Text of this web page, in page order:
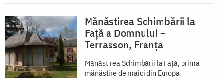
Mănăstirea Schimbării la
Față a Domnului –
Terrasson, Franţa
Mănăstirea Schimbării la Față, prima
mănăstire de maici din Europa